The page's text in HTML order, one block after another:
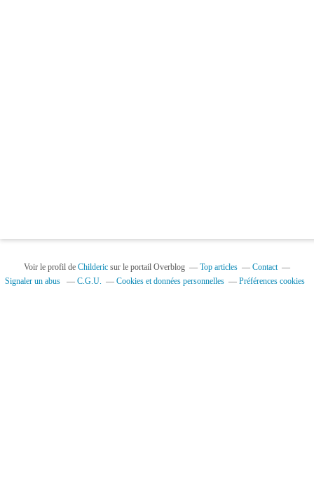
Voir le profil de Childeric sur le portail Overblog Top articles
Contact
Signaler un abus
C.G.U. Cookies et données personnelles Préférences cookies